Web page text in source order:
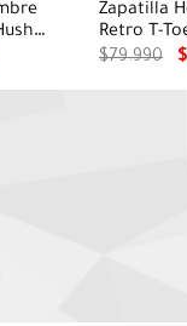
Zapatilla
Retro T-
$79.990 $